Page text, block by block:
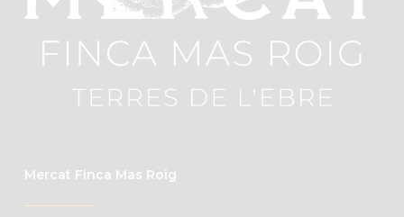
Mercat Finca Mas Roig